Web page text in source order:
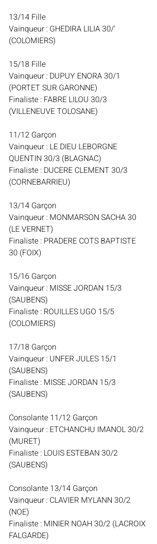
13/14 Fille
Vainqueur : GHEDIRA LILIA 30/'
(COLOMIERS)
15/18 Fille
Vainqueur : DUPUY ENORA 30/1
(PORTET SUR GARONNE)
Finaliste : FABRE LILOU 30/3
(VILLENEUVE TOLOSANE)
11/12 Garçon
Vainqueur : LE DIEU LEBORGNE
QUENTIN 30/3 (BLAGNAC)
Finaliste : DUCERE CLEMENT 30/3
(CORNEBARRIEU)
13/14 Garçon
Vainqueur : MONMARSON SACHA 30
(LE VERNET)
Finaliste : PRADERE COTS BAPTISTE
30 (FOIX)
15/16 Garçon
Vainqueur : MISSE JORDAN 15/3
(SAUBENS)
Finaliste : ROUILLES UGO 15/5
(COLOMIERS)
17/18 Garçon
Vainqueur : UNFER JULES 15/1
(SAUBENS)
Finaliste : MISSE JORDAN 15/3
(SAUBENS)
Consolante 11/12 Garçon
Vainqueur : ETCHANCHU IMANOL 30/2
(MURET)
Finaliste : LOUIS ESTEBAN 30/2
(SAUBENS)
Consolante 13/14 Garçon
Vainqueur : CLAVIER MYLANN 30/2
(NOE)
Finaliste : MINIER NOAH 30/2 (LACROIX
FALGARDE)